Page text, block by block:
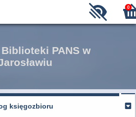
0
PANS w
księgozbioru